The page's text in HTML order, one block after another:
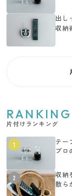
出し
収納
RANKING
片付けランキング
1
テー
プロ
2
収納
散ら